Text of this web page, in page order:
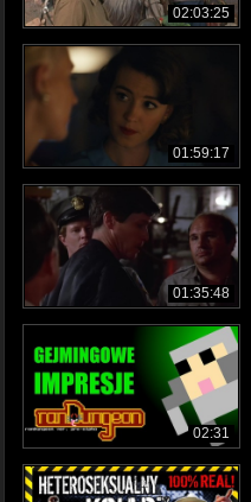
02:03:25
01:59:17
01:35:48
02:31